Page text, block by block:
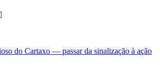
do Cartaxo — passar da sinalização à ação